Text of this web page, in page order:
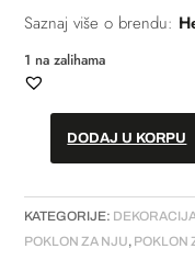
Saznaj više o brendu:
1 na zalihama
Prsten
–
„Charm
DODAJ U KORPU
KATEGORIJE:
POKLON ZA NJU, POKLON